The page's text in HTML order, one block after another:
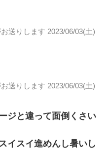
送りします 2023/06/03(土)
送りします 2023/06/03(土)
ジと違って面倒くさい
イスイ進めんし暑いし